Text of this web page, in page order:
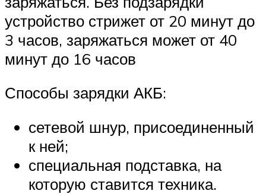
устройство стрижет от 20 минут до
3 часов, заряжаться может от 40
минут до 16 часов
Способы зарядки АКБ:
сетевой шнур, присоединенный
к ней;
специальная подставка, на
которую ставится техника.